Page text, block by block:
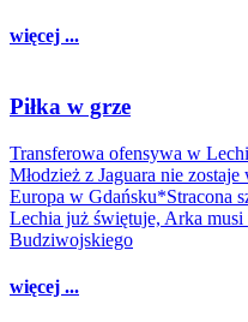
więcej ...
Piłka w grze
Transferowa ofensywa w
Młodzież z Jaguara nie
Europa w Gdańsku*Stracona
Lechia już świętuje, Arka
Budziwojskiego
więcej ...